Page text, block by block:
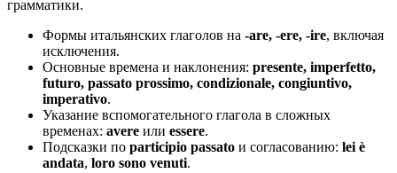
грамматики.
Формы итальянских глаголов на -are, -ere, -ire, включая
исключения.
Основные времена и наклонения: presente, imperfetto,
futuro, passato prossimo, condizionale, congiuntivo,
imperativo.
Указание вспомогательного глагола в сложных
временах: avere или essere.
Подсказки по participio passato и согласованию: lei è
andata, loro sono venuti.